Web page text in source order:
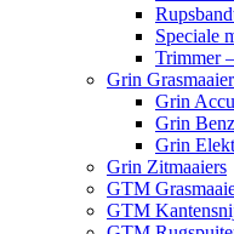
Speciale
Trimmer
Grin
Grin
Grin
Grin
Grin Zitmaaiers
GTM
GTM